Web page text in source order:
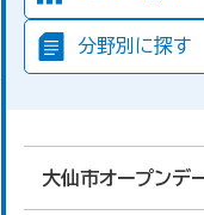
分野別に探す
大仙市オープンデ